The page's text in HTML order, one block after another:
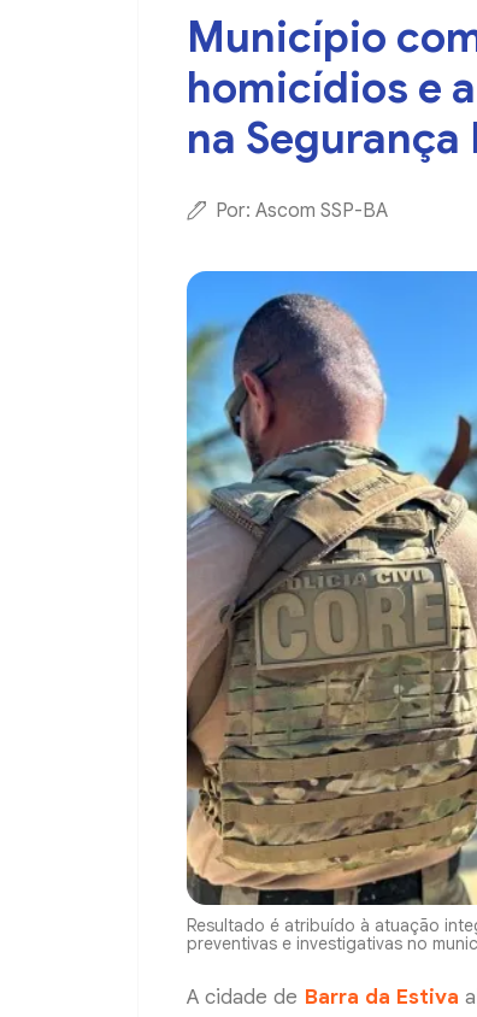
Município
homicídios e
na Segurança
Por: Ascom SSP-BA
Resultado é atribuído à atuação
preventivas e investigativas no
A cidade de Barra da Estiva